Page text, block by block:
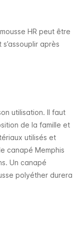
HR peut être
après
utilisation. Il faut
de la famille et
utilisés et
canapé Memphis
Un canapé
polyéther durera